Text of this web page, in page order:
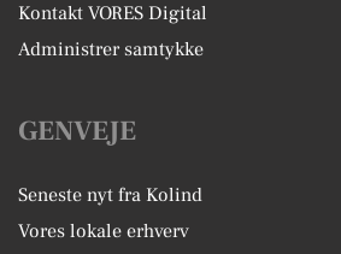
Kontakt VORES Digital
Administrer samtykke
GENVEJE
Seneste nyt fra Kolind
Vores lokale erhverv